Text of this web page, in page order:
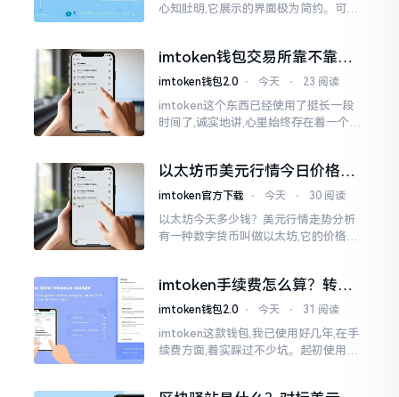
心知肚明,它展示的界面极为简约。可是,
imtoken钱包交易所靠不靠
谱？老玩家说说心里话
imtoken钱包2.0 ⋅ 今天 ⋅ 23 阅读
imtoken这个东西已经使用了挺长一段
时间了,诚实地讲,心里始终存在着一个疙
这个事情
以太坊币美元行情今日价格走
势分析，散户如何避免追涨杀
imtoken官方下载 ⋅ 今天 ⋅ 30 阅读
以太坊今天多少钱？美元行情走势分析
有一种数字货币叫做以太坊,它的价格走
率出现的一点点波动
imtoken手续费怎么算？转账
和交易所差别大了
imtoken钱包2.0 ⋅ 今天 ⋅ 31 阅读
imtoken这款钱包,我已使用好几年,在手
续费方面,着实踩过不少坑。起初使用时,